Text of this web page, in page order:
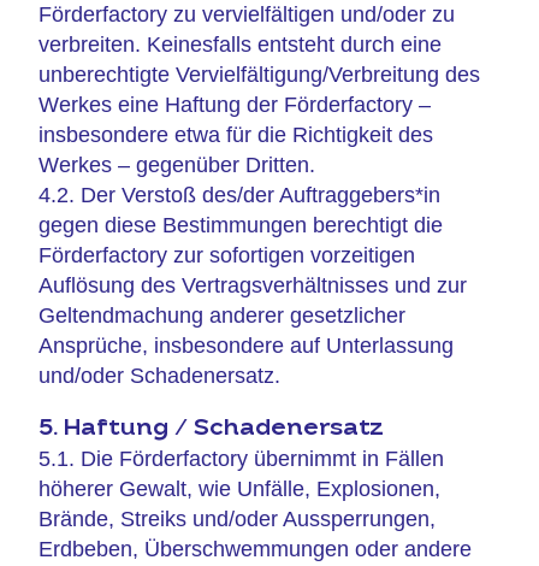
Förderfactory zu vervielfältigen und/oder zu
verbreiten. Keinesfalls entsteht durch eine
unberechtigte Vervielfältigung/Verbreitung des
Werkes eine Haftung der Förderfactory –
insbesondere etwa für die Richtigkeit des
Werkes – gegenüber Dritten.
4.2. Der Verstoß des/der Auftraggebers*in
gegen diese Bestimmungen berechtigt die
Förderfactory zur sofortigen vorzeitigen
Auflösung des Vertragsverhältnisses und zur
Geltendmachung anderer gesetzlicher
Ansprüche, insbesondere auf Unterlassung
und/oder Schadenersatz.
5. Haftung / Schadenersatz
5.1. Die Förderfactory übernimmt in Fällen
höherer Gewalt, wie Unfälle, Explosionen,
Brände, Streiks und/oder Aussperrungen,
Erdbeben, Überschwemmungen oder andere